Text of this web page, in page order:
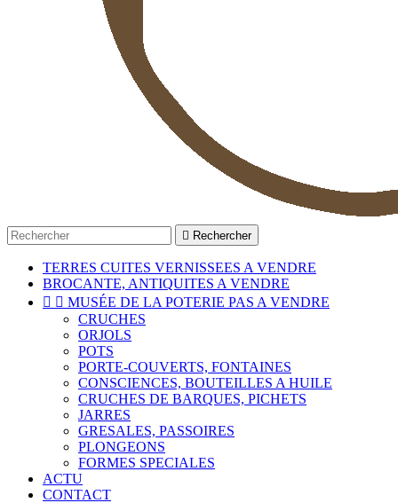
 Rechercher
TERRES CUITES VERNISSEES A VENDRE
BROCANTE, ANTIQUITES A VENDRE
  MUSÉE DE LA POTERIE PAS A VENDRE
CRUCHES
ORJOLS
POTS
PORTE-COUVERTS, FONTAINES
CONSCIENCES, BOUTEILLES A HUILE
CRUCHES DE BARQUES, PICHETS
JARRES
GRESALES, PASSOIRES
PLONGEONS
FORMES SPECIALES
ACTU
CONTACT